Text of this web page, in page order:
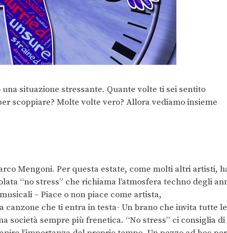
situazione stressante. Quante volte ti sei sentito
scoppiare? Molte volte vero? Allora vediamo insieme
Mengoni. Per questa estate, come molti altri artisti,
“no stress” che richiama l’atmosfera techno degli
– Piace o non piace come artista,
che ti entra in testa- Un brano che invita tutte le
società sempre più frenetica. “No stress” ci consiglia di